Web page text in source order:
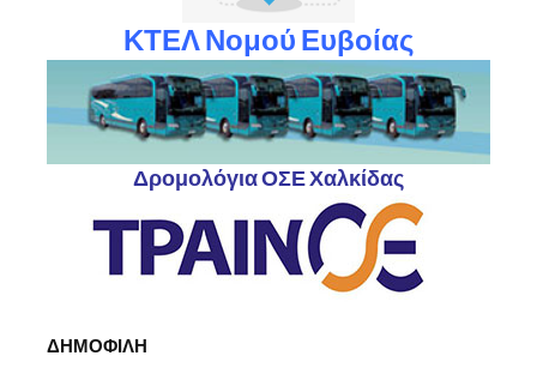
ΚΤΕΛ Νομού Ευβοίας
Δρομολόγια ΟΣΕ Χαλκίδας
ΔΗΜΟΦΙΛΗ